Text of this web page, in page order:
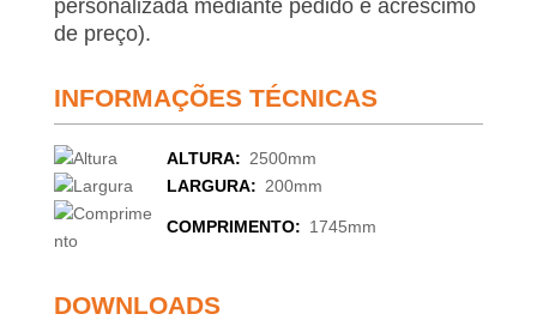
personalizada mediante pedido e acréscimo
de preço).
INFORMAÇÕES TÉCNICAS
ALTURA: 2500mm
LARGURA: 200mm
COMPRIMENTO: 1745mm
DOWNLOADS